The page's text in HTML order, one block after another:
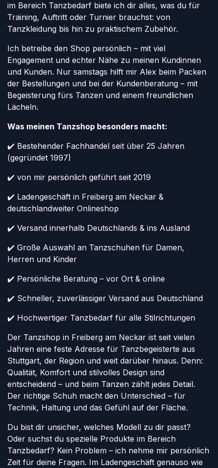
im Bereich Tanzbedarf biete ich dir alles, was du für
Training, Auftritt oder Turnier brauchst: von
Tanzkleidung bis hin zu praktischem Zubehör.
Ich betreibe den Shop persönlich – mit viel
Engagement und echter Nähe zu meinen Kundinnen
und Kunden. Nur samstags hilft mir Alex beim Packen
der Bestellungen und bei der Kundenberatung – mit
Begeisterung fürs Tanzen und einem freundlichen
Lächeln.
Was meinen Tanzshop besonders macht:
✔️ Bestehender Fachhandel seit über 25 Jahren
(gegründet 1997)
✔️ von mir persönlich geführt seit 2019
✔️ Ladengeschäft in Freiberg am Neckar &
deutschlandweiter Onlineshop
✔️ Versand innerhalb Deutschlands & ins Ausland
✔️ Große Auswahl an Tanzschuhen für Damen,
Herren und Kinder
✔️ Persönliche Beratung – vor Ort & online
✔️ Schneller, zuverlässiger Versand aus Deutschland
✔️ Hochwertiger Tanzbedarf für alle Stilrichtungen
Der Tanzshop in Freiberg am Neckar ist seit vielen
Jahren eine feste Adresse für Tanzbegeisterte aus
Stuttgart, der Region und weit darüber hinaus. Denn:
Qualität, Komfort und stilvolles Design sind
entscheidend – und beim Tanzen zählt jedes Detail.
Der richtige Schuh macht den Unterschied – für
Technik, Haltung und das Gefühl auf der Fläche.
Du bist dir unsicher, welches Modell zu dir passt?
Oder suchst du spezielle Produkte im Bereich
Tanzbedarf? Kein Problem – ich nehme mir persönlich
Zeit für deine Fragen. Im Ladengeschäft genauso wie